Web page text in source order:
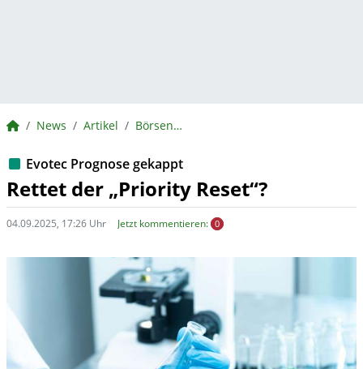
BörsenNEWS.de
News Artikel BörsenNEWS.de
Evotec Prognose gekappt
Rettet der „Priority Reset“?
04.09.2025, 17:26 Uhr Jetzt kommentieren: 0